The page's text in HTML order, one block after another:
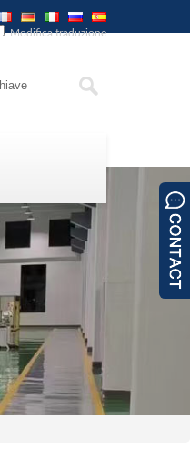
Modifica traduzione